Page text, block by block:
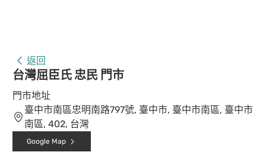
返回
台灣屈臣氏 忠民 門市
門市地址
臺中市南區忠明南路797號, 臺中市, 臺中市南區, 臺中市
南區, 402, 台灣
Google Map